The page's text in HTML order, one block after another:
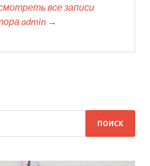
все записи
admin →